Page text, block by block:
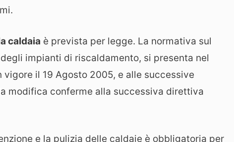
caldaia è prevista per legge. La normativa sul
impianti di riscaldamento, si presenta nel
vigore il 19 Agosto 2005, e alle successive
modifica conferme alla successiva direttiva
e la pulizia delle caldaie è obbligatoria per